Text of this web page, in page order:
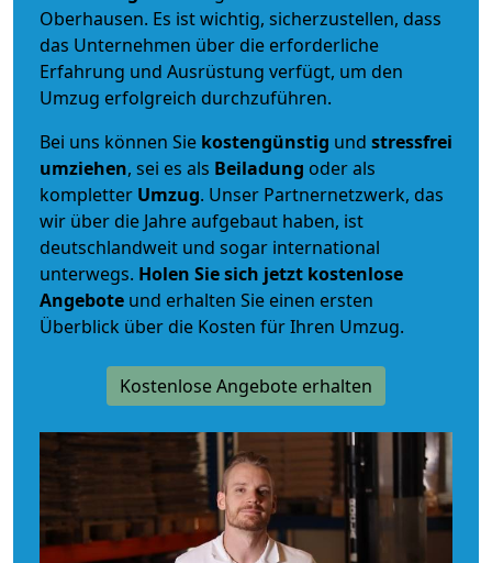
Oberhausen. Es ist wichtig, sicherzustellen, dass
das Unternehmen über die erforderliche
Erfahrung und Ausrüstung verfügt, um den
Umzug erfolgreich durchzuführen.
Bei uns können Sie kostengünstig und stressfrei
umziehen, sei es als Beiladung oder als
kompletter Umzug. Unser Partnernetzwerk, das
wir über die Jahre aufgebaut haben, ist
deutschlandweit und sogar international
unterwegs. Holen Sie sich jetzt kostenlose
Angebote und erhalten Sie einen ersten
Überblick über die Kosten für Ihren Umzug.
Kostenlose Angebote erhalten